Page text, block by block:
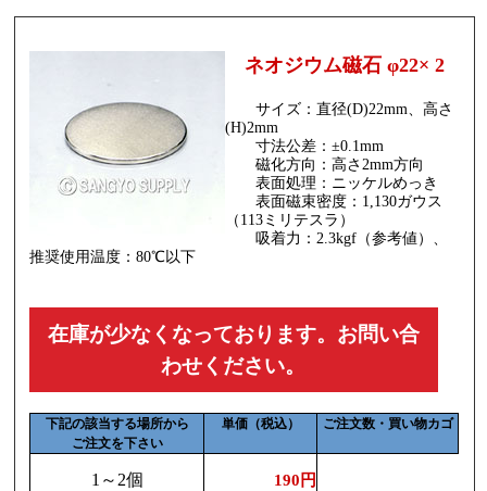
ネオジウム磁石 φ22× 2
サイズ：直径(D)22mm、高さ
(H)2mm
寸法公差：±0.1mm
磁化方向：高さ2mm方向
表面処理：ニッケルめっき
表面磁束密度：1,130ガウス
（113ミリテスラ）
吸着力：2.3kgf（参考値）、
推奨使用温度：80℃以下
在庫が少なくなっております。お問い合
わせください。
下記の該当する場所から
ご注文を下さい
単価（税込） ご注文数・買い物カゴ
1～2個 190円